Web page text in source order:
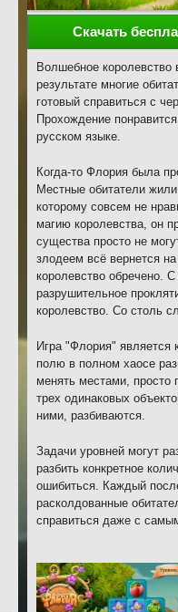
Скачать
Волшебное
результате многие
готовый справиться с
Прохождение
русском языке.
Когда-то Флория была
Местные обитатели
которому совсем не
магию королевства, он
существа просто не
злодеем всё вернется
королевство обречено.
разрушительное
королевство. Со столь
Игра "Флория" является
полю в полном хаосе
менять местами, просто
трех одинаковых
ними, разбиваются.
Задачи уровней могут
разбить конкретное
ошибиться. Каждый
расколдованные
справиться даже с